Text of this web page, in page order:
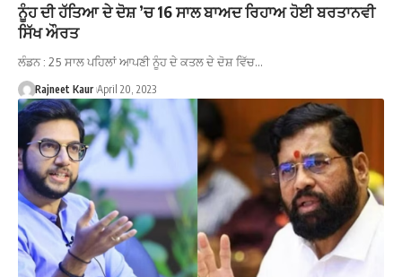
ਨੂੰਹ ਦੀ ਹੱਤਿਆ ਦੇ ਦੋਸ਼ ’ਚ 16 ਸਾਲ ਬਾਅਦ ਰਿਹਾਅ ਹੋਈ ਬਰਤਾਨਵੀ
ਸਿੱਖ ਔਰਤ
ਲੰਡਨ : 25 ਸਾਲ ਪਹਿਲਾਂ ਆਪਣੀ ਨੂੰਹ ਦੇ ਕਤਲ ਦੇ ਦੋਸ਼ ਵਿੱਚ…
Rajneet Kaur April 20, 2023